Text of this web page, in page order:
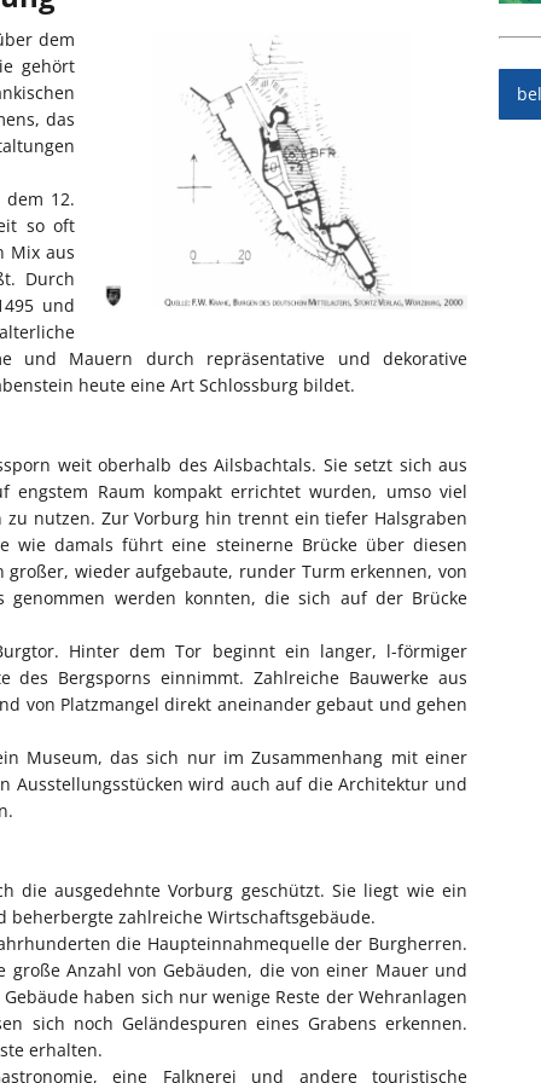
dem
gehört
das
dem 12.
so oft
Mix aus
Durch
und
und Mauern durch repräsentative und dekorative
heute eine Art Schlossburg bildet.
weit oberhalb des Ailsbachtals. Sie setzt sich aus
engstem Raum kompakt errichtet wurden, umso viel
zu nutzen. Zur Vorburg hin trennt ein tiefer Halsgraben
wie damals führt eine steinerne Brücke über diesen
großer, wieder aufgebaute, runder Turm erkennen, von
genommen werden konnten, die sich auf der Brücke
Hinter dem Tor beginnt ein langer, l-förmiger
des Bergsporns einnimmt. Zahlreiche Bauwerke aus
von Platzmangel direkt aneinander gebaut und gehen
Museum, das sich nur im Zusammenhang mit einer
Ausstellungsstücken wird auch auf die Architektur und
die ausgedehnte Vorburg geschützt. Sie liegt wie ein
beherbergte zahlreiche Wirtschaftsgebäude.
die Haupteinnahmequelle der Burgherren.
Anzahl von Gebäuden, die von einer Mauer und
haben sich nur wenige Reste der Wehranlagen
sich noch Geländespuren eines Grabens erkennen.
erhalten.
eine Falknerei und andere touristische